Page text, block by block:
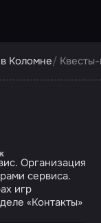
Коломне
на сайт
Организация
сервиса.
игр
«Контакты»